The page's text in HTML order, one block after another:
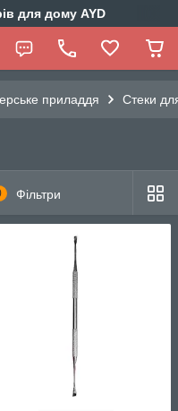
для дому AYD
приладдя Стеки
Фільтри